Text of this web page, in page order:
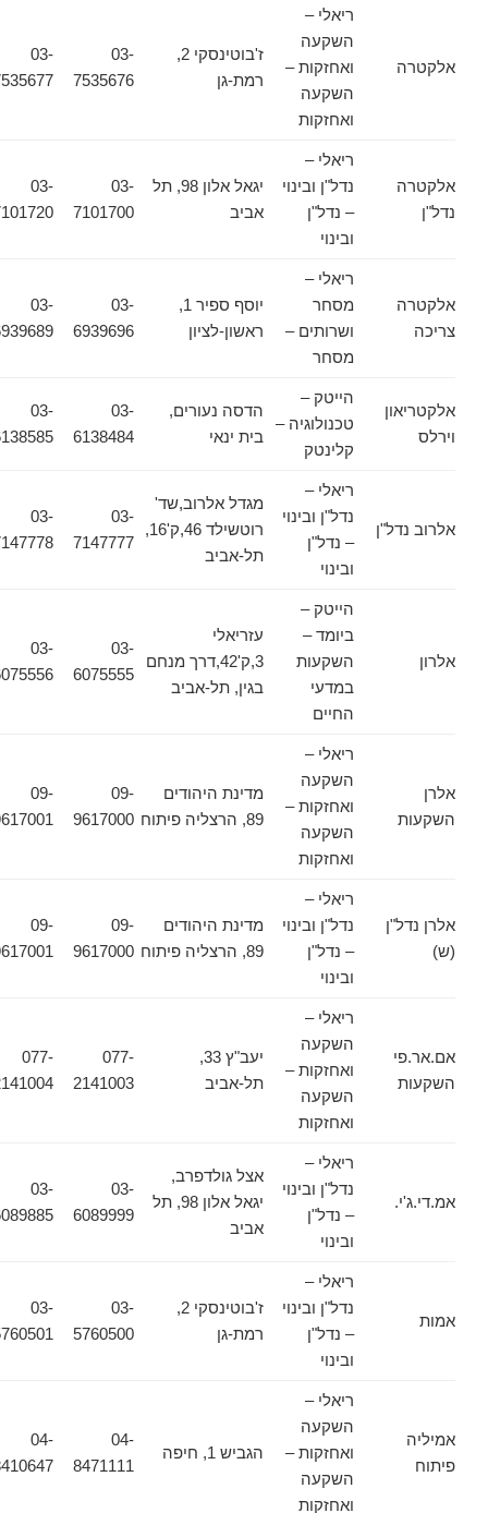
אלקטרה
ריאלי –
השקעה
ואחזקות –
השקעה
ואחזקות
ז'בוטינסקי 2,
רמת-גן
03-
7535676
03-
7535677
אלקטרה
נדל"ן
ריאלי –
נדל"ן ובינוי
– נדל"ן
ובינוי
יגאל אלון 98, תל
אביב
03-
7101700
03-
7101720
אלקטרה
צריכה
ריאלי –
מסחר
ושרותים –
מסחר
יוסף ספיר 1,
ראשון-לציון
03-
6939696
03-
6939689
אלקטריאון
וירלס
הייטק –
טכנולוגיה –
קלינטק
הדסה נעורים,
בית ינאי
03-
6138484
03-
6138585
אלרוב נדל"ן
ריאלי –
נדל"ן ובינוי
– נדל"ן
ובינוי
מגדל אלרוב,שד'
רוטשילד 46,ק'16,
תל-אביב
03-
7147777
03-
7147778
אלרון
הייטק –
ביומד –
השקעות
במדעי
החיים
עזריאלי
3,ק'42,דרך מנחם
בגין, תל-אביב
03-
6075555
03-
6075556
אלרן
השקעות
ריאלי –
השקעה
ואחזקות –
השקעה
ואחזקות
מדינת היהודים
89, הרצליה פיתוח
09-
9617000
09-
9617001
אלרן נדל"ן
(ש)
ריאלי –
נדל"ן ובינוי
– נדל"ן
ובינוי
מדינת היהודים
89, הרצליה פיתוח
09-
9617000
09-
9617001
אם.אר.פי
השקעות
ריאלי –
השקעה
ואחזקות –
השקעה
ואחזקות
יעב"ץ 33,
תל-אביב
077-
2141003
077-
2141004
אמ.די.ג'י.
ריאלי –
נדל"ן ובינוי
– נדל"ן
ובינוי
אצל גולדפרב,
יגאל אלון 98, תל
אביב
03-
6089999
03-
6089885
אמות
ריאלי –
נדל"ן ובינוי
– נדל"ן
ובינוי
ז'בוטינסקי 2,
רמת-גן
03-
5760500
03-
5760501
אמיליה
פיתוח
ריאלי –
השקעה
ואחזקות –
השקעה
ואחזקות
הגביש 1, חיפה
04-
8471111
04-
8410647